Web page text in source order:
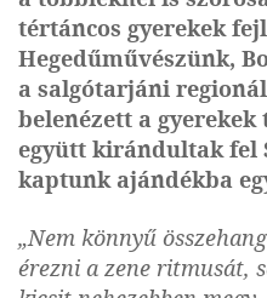
tértáncos gyerekek
Hegedűművészünk,
a salgótarjáni
belenézett a gyerekek
együtt kirándultak fel
kaptunk ajándékba
„Nem könnyű
érezni a zene ritmusát,